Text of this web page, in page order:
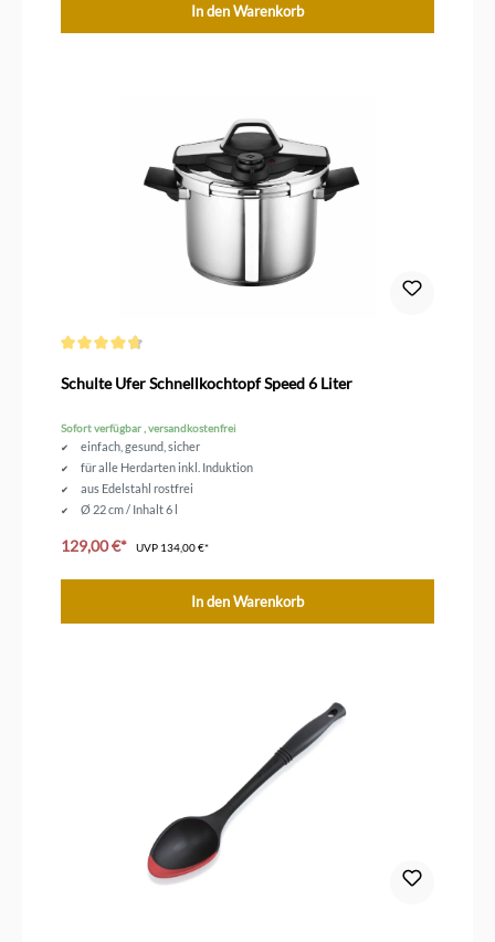
In den Warenkorb
Schulte Ufer Schnellkochtopf Speed 6 Liter
Sofort verfügbar , versandkostenfrei
einfach, gesund, sicher
für alle Herdarten inkl. Induktion
aus Edelstahl rostfrei
Ø 22 cm / Inhalt 6 l
129,00 €* UVP 134,00 €*
In den Warenkorb